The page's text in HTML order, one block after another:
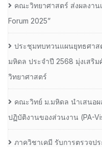
คณะวิทยาศาสตร์ ส่งผลงาน
Forum 2025”
ประชุมทบทวนแผนยุทธศาส
มหิดล ประจำปี 2568 มุ่งเสริ
วิทยาศาสตร์
คณะวิทย์ ม.มหิดล นำเสนอ
ปฏิบัติงานของส่วนงาน (PA-
ภาควิชาเคมี รับการตรวจป